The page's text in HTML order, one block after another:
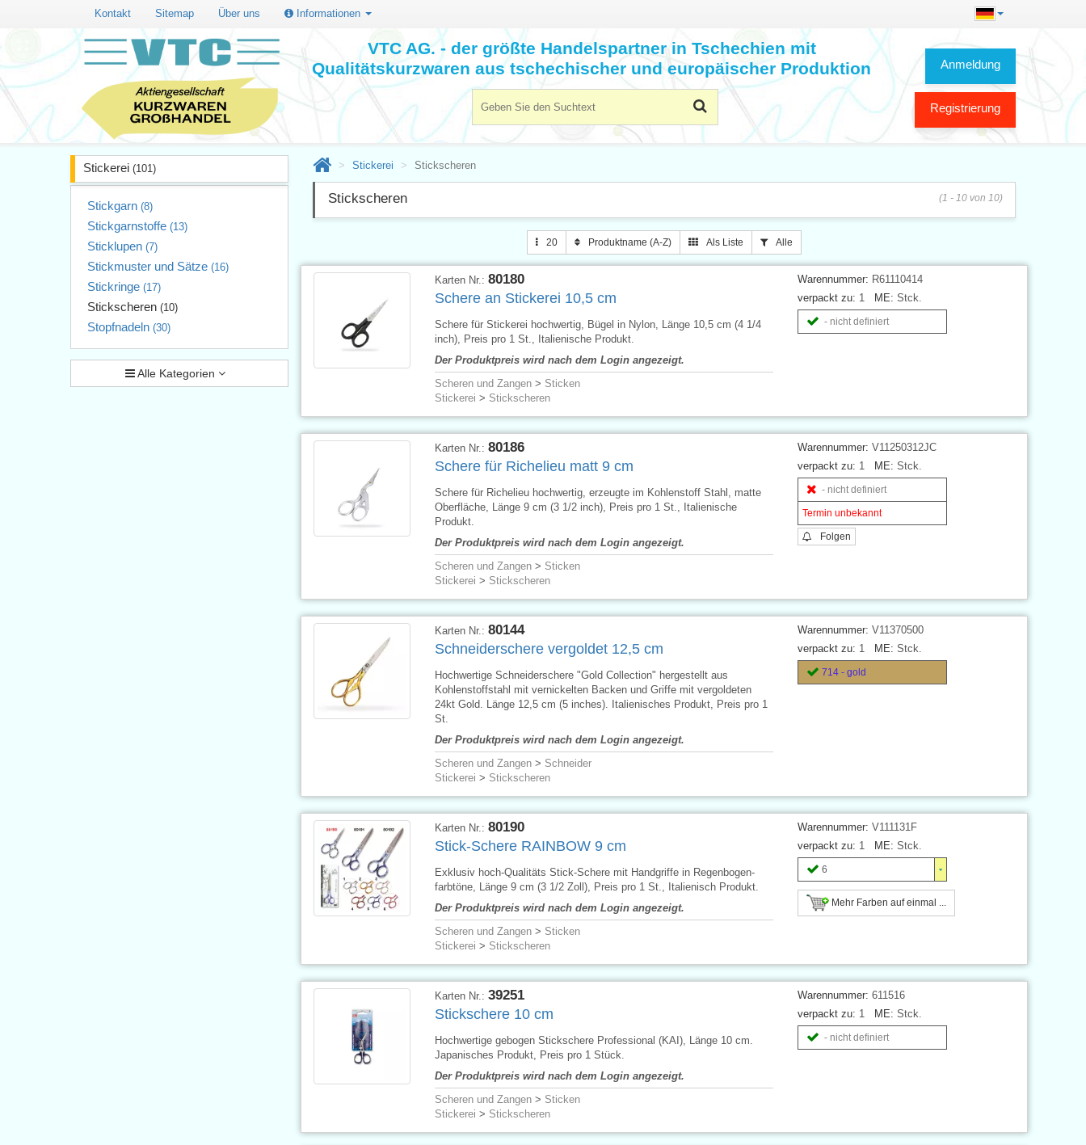
Kontakt Sitemap Über uns Informationen
Anmeldung
Registrierung
VTC AG. - der größte Handelspartner in Tschechien mit
Qualitätskurzwaren aus tschechischer und europäischer Produktion
Stickerei (101)
Stickgarn (8)
Stickgarnstoffe (13)
Sticklupen (7)
Stickmuster und Sätze (16)
Stickringe (17)
Stickscheren (10)
Stopfnadeln (30)
Alle Kategorien
Stickerei Stickscheren
Stickscheren (1 - 10 von 10)
20 Produktname (A-Z) Als Liste Alle
Warennummer: R61110414
verpackt zu: 1 ME: Stck.
- nicht definiert
Karten Nr.: 80180
Schere an Stickerei 10,5 cm
Schere für Stickerei hochwertig, Bügel in Nylon, Länge 10,5 cm (4 1/4
inch), Preis pro 1 St., Italienische Produkt.
Der Produktpreis wird nach dem Login angezeigt.
Scheren und Zangen> Sticken
Stickerei > Stickscheren
Warennummer: V11250312JC
verpackt zu: 1 ME: Stck.
- nicht definiert
Termin unbekannt
Folgen
Karten Nr.: 80186
Schere für Richelieu matt 9 cm
Schere für Richelieu hochwertig, erzeugte im Kohlenstoff Stahl, matte
Oberfläche, Länge 9 cm (3 1/2 inch), Preis pro 1 St., Italienische
Produkt.
Der Produktpreis wird nach dem Login angezeigt.
Scheren und Zangen> Sticken
Stickerei > Stickscheren
Warennummer: V11370500
verpackt zu: 1 ME: Stck.
714 - gold
Karten Nr.: 80144
Schneiderschere vergoldet 12,5 cm
Hochwertige Schneiderschere "Gold Collection" hergestellt aus
Kohlenstoffstahl mit vernickelten Backen und Griffe mit vergoldeten
24kt Gold. Länge 12,5 cm (5 inches). Italienisches Produkt, Preis pro 1
St.
Der Produktpreis wird nach dem Login angezeigt.
Scheren und Zangen> Schneider
Stickerei > Stickscheren
Warennummer: V111131F
verpackt zu: 1 ME: Stck.
6
Mehr Farben auf einmal ...
Karten Nr.: 80190
Stick-Schere RAINBOW 9 cm
Exklusiv hoch-Qualitäts Stick-Schere mit Handgriffe in Regenbogen-
farbtöne, Länge 9 cm (3 1/2 Zoll), Preis pro 1 St., Italienisch Produkt.
Der Produktpreis wird nach dem Login angezeigt.
Scheren und Zangen> Sticken
Stickerei > Stickscheren
Warennummer: 611516
verpackt zu: 1 ME: Stck.
- nicht definiert
Karten Nr.: 39251
Stickschere 10 cm
Hochwertige gebogen Stickschere Professional (KAI), Länge 10 cm.
Japanisches Produkt, Preis pro 1 Stück.
Der Produktpreis wird nach dem Login angezeigt.
Scheren und Zangen> Sticken
Stickerei > Stickscheren